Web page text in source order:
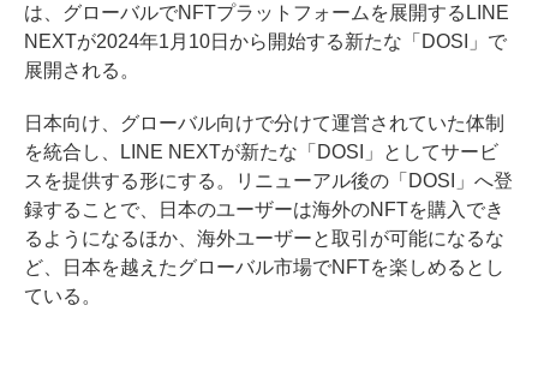
は、グローバルでNFTプラットフォームを展開するLINE
NEXTが2024年1月10日から開始する新たな「DOSI」で
展開される。
日本向け、グローバル向けで分けて運営されていた体制
を統合し、LINE NEXTが新たな「DOSI」としてサービ
スを提供する形にする。リニューアル後の「DOSI」へ登
録することで、日本のユーザーは海外のNFTを購入でき
るようになるほか、海外ユーザーと取引が可能になるな
ど、日本を越えたグローバル市場でNFTを楽しめるとし
ている。